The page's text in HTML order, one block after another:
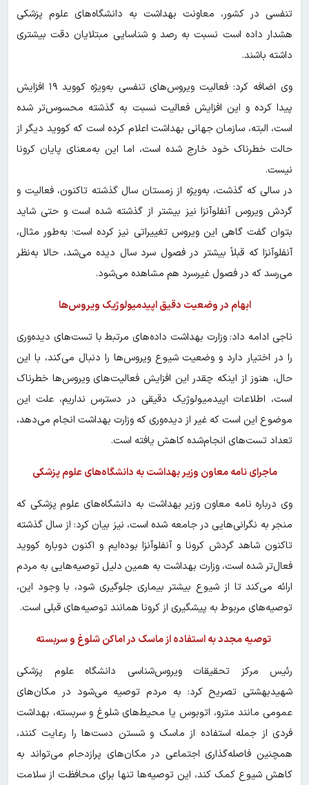
تنفسی در کشور، معاونت بهداشت به دانشگاه‌های علوم پزشکی
هشدار داده است نسبت به رصد و شناسایی مبتلایان دقت بیشتری
داشته باشند.
وی اضافه کرد: فعالیت ویروس‌های تنفسی به‌ویژه کووید ۱۹ افزایش
پیدا کرده و این افزایش فعالیت نسبت به گذشته محسوس‌تر شده
است، البته، سازمان جهانی بهداشت اعلام کرده است که کووید دیگر از
حالت خطرناک خود خارج شده است، اما این به‌معنای پایان کرونا
نیست.
در سالی که گذشت، به‌ویژه از زمستان سال گذشته تاکنون، فعالیت و
گردش ویروس آنفلوآنزا نیز بیشتر از گذشته شده است و حتی شاید
بتوان گفت گاهی این ویروس تغییراتی نیز کرده است؛ به‌طور مثال،
آنفلوآنزا که قبلاً بیشتر در فصول سرد سال دیده می‌شد، حالا به‌نظر
می‌رسد که در فصول غیرسرد هم مشاهده می‌شود.
ابهام در وضعیت دقیق اپیدمیولوژیک ویروس‌ها
ناجی ادامه داد: وزارت بهداشت داده‌های مرتبط با تست‌های دیده‌وری
را در اختیار دارد و وضعیت شیوع ویروس‌ها را دنبال می‌کند، با این
حال، هنوز از اینکه چقدر این افزایش فعالیت‌های ویروس‌ها خطرناک
است، اطلاعات اپیدمیولوژیک دقیقی در دسترس نداریم، علت این
موضوع این است که غیر از دیده‌وری که وزارت بهداشت انجام می‌دهد،
تعداد تست‌های انجام‌شده کاهش یافته است.
ماجرای نامه معاون وزیر بهداشت به دانشگاه‌های علوم پزشکی
وی درباره نامه معاون وزیر بهداشت به دانشگاه‌های علوم پزشکی که
منجر به نگرانی‌هایی در جامعه شده است، نیز بیان کرد: از سال گذشته
تاکنون شاهد گردش کرونا و آنفلوآنزا بوده‌ایم و اکنون دوباره کووید
فعال‌تر شده است، وزارت بهداشت به همین دلیل توصیه‌هایی به مردم
ارائه می‌کند تا از شیوع بیشتر بیماری جلوگیری شود، با وجود این،
توصیه‌های مربوط به پیشگیری از کرونا همانند توصیه‌های قبلی است.
توصیه مجدد به استفاده از ماسک در اماکن شلوغ و سربسته
رئیس مرکز تحقیقات ویروس‌شناسی دانشگاه علوم پزشکی
شهیدبهشتی تصریح کرد: به مردم توصیه می‌شود در مکان‌های
عمومی مانند مترو، اتوبوس یا محیط‌های شلوغ و سربسته، بهداشت
فردی از جمله استفاده از ماسک و شستن دست‌ها را رعایت کنند،
همچنین فاصله‌گذاری اجتماعی در مکان‌های پرازدحام می‌تواند به
کاهش شیوع کمک کند، این توصیه‌ها تنها برای محافظت از سلامت